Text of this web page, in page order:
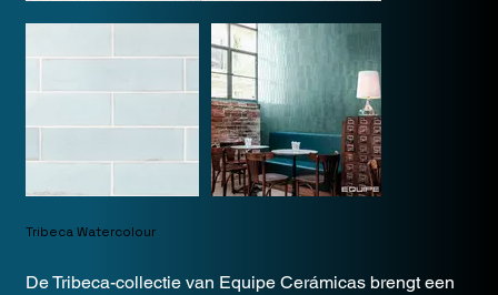
Tribeca Watercolour
De Tribeca-collectie van Equipe Cerámicas brengt een